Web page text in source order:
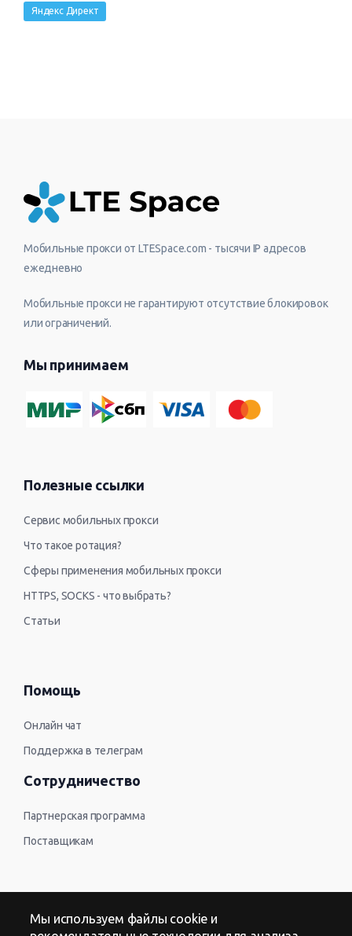
Яндекс Директ
Мобильные прокси от LTESpace.com - тысячи IP адресов
ежедневно
Мобильные прокси не гарантируют отсутствие блокировок
или ограничений.
Мы принимаем
Полезные ссылки
Сервис мобильных прокси
Что такое ротация?
Сферы применения мобильных прокси
HTTPS, SOCKS - что выбрать?
Статьи
Помощь
Онлайн чат
Поддержка в телеграм
Сотрудничество
Партнерская программа
Поставщикам
Контакты
Мы используем файлы cookie и